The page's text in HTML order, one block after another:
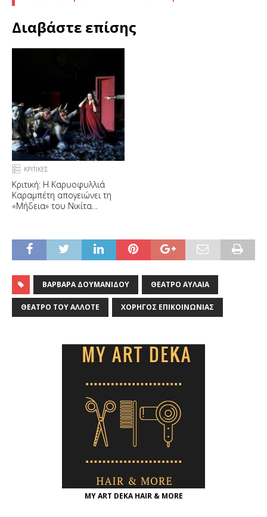
Διαβάστε επίσης
ΚΡΙΤΙΚΕΣ
Κριτική: Η Καρυοφυλλιά
Καραμπέτη απογειώνει τη
«Μήδεια» του Νικίτα
ΒΑΡΒΆΡΑ ΔΟΥΜΑΝΊΔΟΥ ΘΈΑΤΡΟ ΑΥΛΑΊΑ
ΘΈΑΤΡΟ ΤΟΥ ΆΛΛΟΤΕ ΧΟΡΗΓΌΣ ΕΠΙΚΟΙΝΩΝΊΑΣ
MY ART DEKA HAIR & MORE